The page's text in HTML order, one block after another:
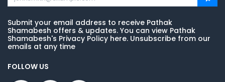
Submit your email address to receive Pathak
Shamabesh offers & updates. You can view Pathak
Shamabesh's Privacy Policy here. Unsubscribe from our
emails at any time
FOLLOW US